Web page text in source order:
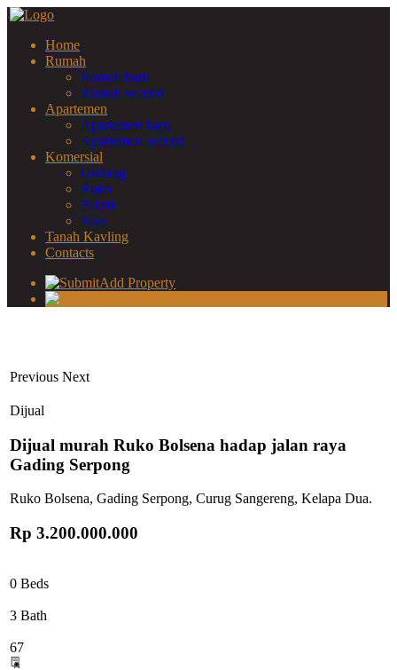
Home
Rumah
Rumah baru
Rumah second
Apartemen
Apartemen baru
Apartemen second
Komersial
Gudang
Ruko
Pabrik
Kios
Tanah Kavling
Contacts
Add Property
Previous Next
Dijual
Dijual murah Ruko Bolsena hadap jalan raya
Gading Serpong
Ruko Bolsena, Gading Serpong, Curug Sangereng, Kelapa Dua.
Rp 3.200.000.000
0 Beds
3 Bath
67